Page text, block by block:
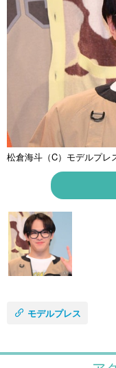
登
松倉海斗（C）モデルプレ
モデルプレス